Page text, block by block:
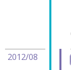
2012/08